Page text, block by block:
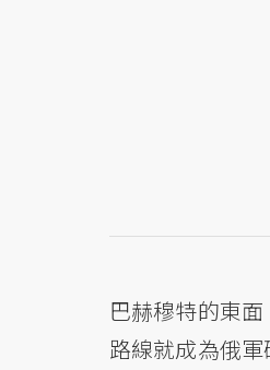
巴赫穆特的東
路線就成為俄